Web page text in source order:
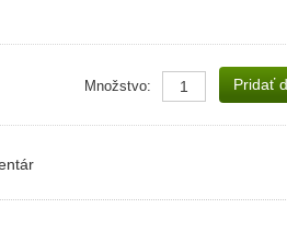
Pridať
Množstvo: